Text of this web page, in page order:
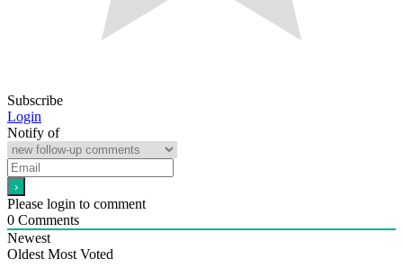
Subscribe
Login
Notify of
Please login to comment
0 Comments
Newest
Oldest Most Voted